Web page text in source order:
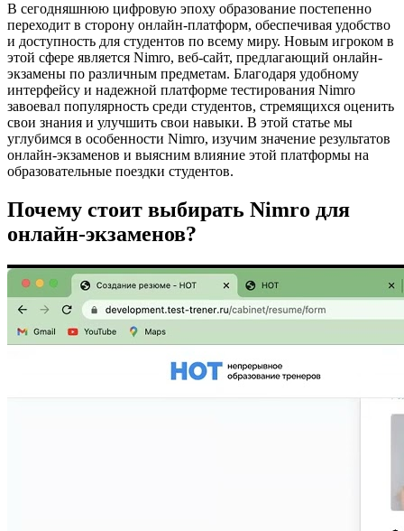
В сегодняшнюю цифровую эпоху образование постепенно
переходит в сторону онлайн-платформ, обеспечивая удобство
и доступность для студентов по всему миру. Новым игроком в
этой сфере является Nimro, веб-сайт, предлагающий онлайн-
экзамены по различным предметам. Благодаря удобному
интерфейсу и надежной платформе тестирования Nimro
завоевал популярность среди студентов, стремящихся оценить
свои знания и улучшить свои навыки. В этой статье мы
углубимся в особенности Nimro, изучим значение результатов
онлайн-экзаменов и выясним влияние этой платформы на
образовательные поездки студентов.
Почему стоит выбирать Nimro для
онлайн-экзаменов?